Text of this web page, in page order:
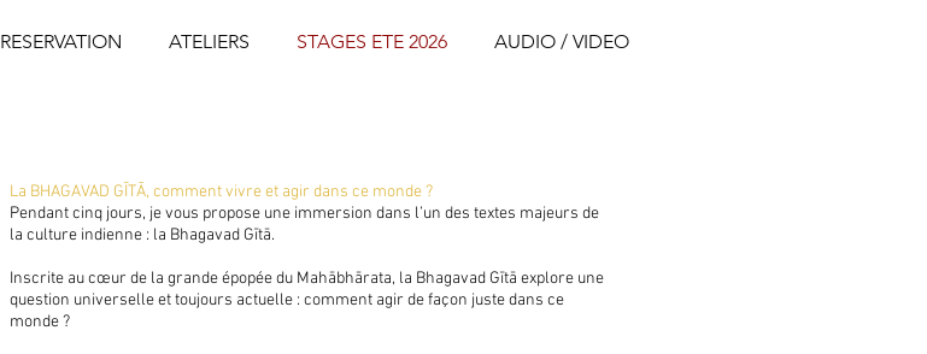
RESERVATION ATELIERS STAGES ETE 2026 AUDIO / VIDEO
La BHAGAVAD GĪTĀ, comment vivre et agir dans ce monde ?
Pendant cinq jours, je vous propose une immersion dans l’un des textes majeurs de
la culture indienne : la Bhagavad Gītā.
Inscrite au cœur de la grande épopée du Mahābhārata, la Bhagavad Gītā explore une
question universelle et toujours actuelle : comment agir de façon juste dans ce
monde ?